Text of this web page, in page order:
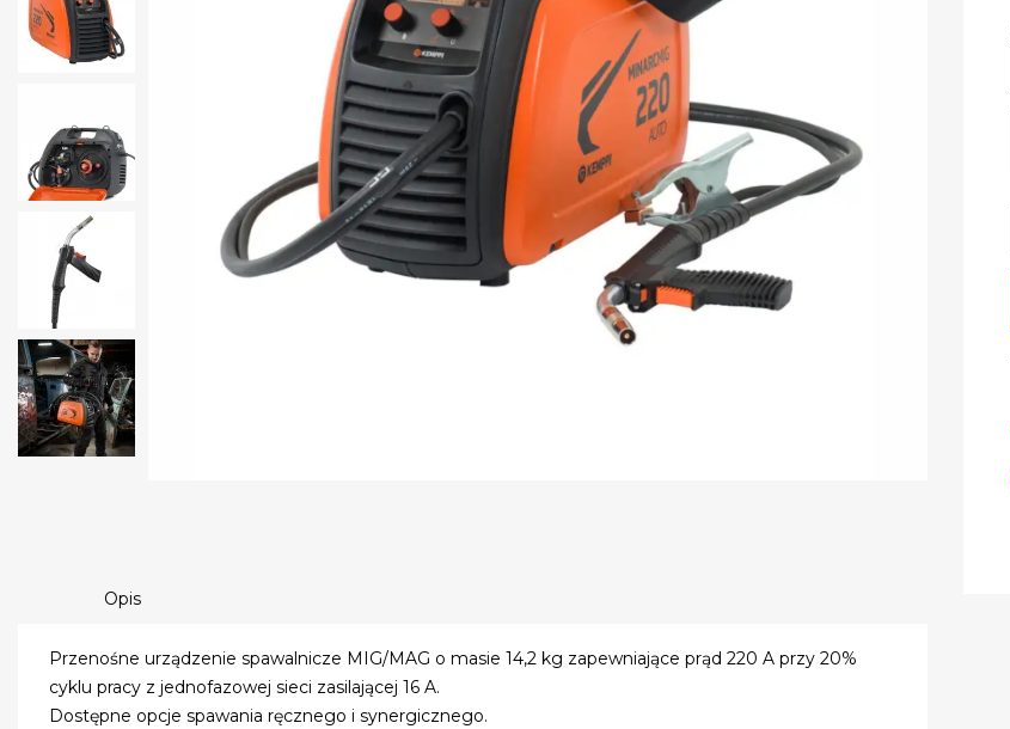
Opis
Przenośne urządzenie spawalnicze MIG/MAG o masie 14,2 kg zapewniające prąd 220 A przy 20%
cyklu pracy z jednofazowej sieci zasilającej 16 A.
Dostępne opcje spawania ręcznego i synergicznego.